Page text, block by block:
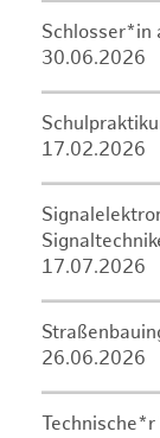
Schlosser*in
30.06.2026
17.02.2026
17.07.2026
26.06.2026